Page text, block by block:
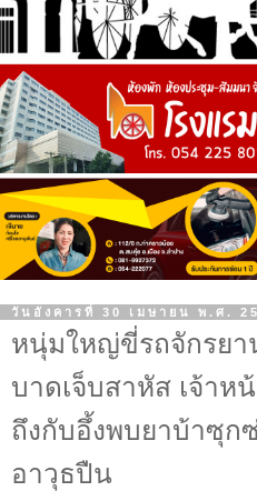
วันอังคารที่ 30 เมษายน พ.ศ.
หนุ่มใหญ่ขี่รถจักรย
บาดเจ็บสาหัส เจ้าห
ถึงกับอึ้งพบยาบ้าซุก
อาวุธปืน